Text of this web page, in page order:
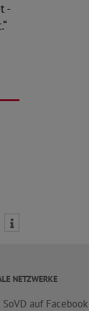
-
NETZWERKE
SoVD auf Facebook